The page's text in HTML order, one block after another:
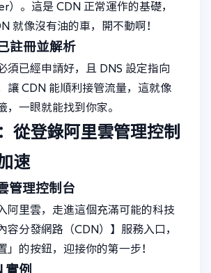
）。這是 CDN 正常運作的基礎，
就像沒有油的車，開不動啊！
註冊並解析
須已經申請好，且 DNS 設定指向
讓 CDN 能順利接管流量，這就像
，一眼就能找到你家。
從登錄阿里雲管理控制
速
管理控制台
阿里雲，走進這個充滿可能的科技
容分發網路（CDN）】服務入口，
」的按鈕，迎接你的第一步！
實例